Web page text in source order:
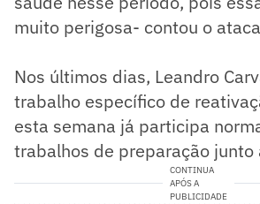
muito perigosa- contou o
Nos últimos dias, Leandro
trabalho específico de
esta semana já participa
trabalhos de preparação junto
CONTINUA
APÓS A
PUBLICIDADE